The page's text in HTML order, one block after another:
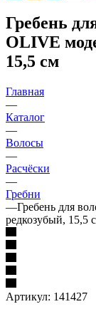
Гребень
OLIVE
15,5 см
Главная
—
Каталог
—
Волосы
—
Расчёски
—
Гребни
—Гребень для
редкозубый, 15,5
Артикул: 141427